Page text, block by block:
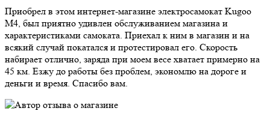
Приобрел в этом интернет-магазине электросамокат Kugoo
M4, был приятно удивлен обслуживанием магазина и
характеристиками самоката. Приехал к ним в магазин и на
всякий случай покатался и протестировал его. Скорость
набирает отлично, заряда при моем весе хватает примерно на
45 км. Езжу до работы без проблем, экономлю на дороге и
деньги и время. Спасибо вам.